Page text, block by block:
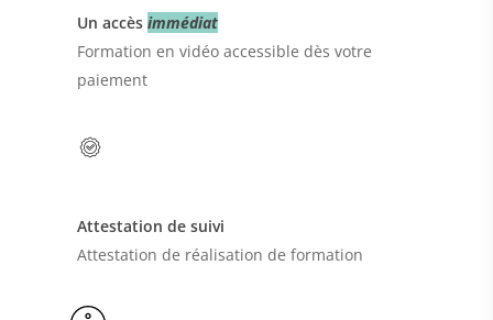
Un accès immédiat
Formation en vidéo accessible dès votre
paiement
Attestation de suivi
Attestation de réalisation de formation